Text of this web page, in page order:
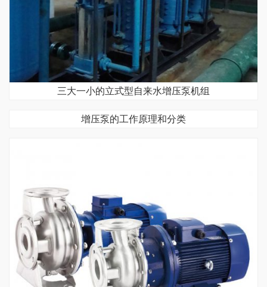
三大一小的立式型自来水增压泵机组
增压泵的工作原理和分类